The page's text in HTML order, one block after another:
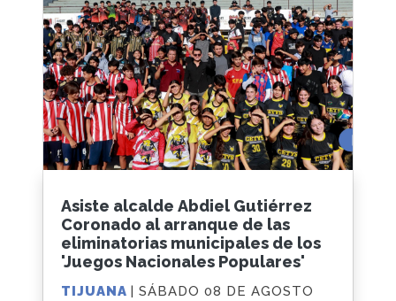
Asiste alcalde Abdiel Gutiérrez
Coronado al arranque de las
eliminatorias municipales de los
'Juegos Nacionales Populares'
TIJUANA | SÁBADO 08 DE AGOSTO